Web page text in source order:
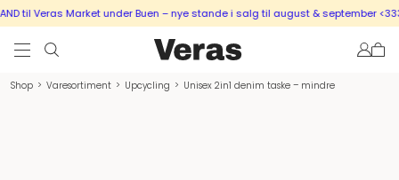
til Veras Market under Buen – nye stande i salg til august & september <333
Shop > Varesortiment > Upcycling > Unisex 2in1 denim taske – mindre